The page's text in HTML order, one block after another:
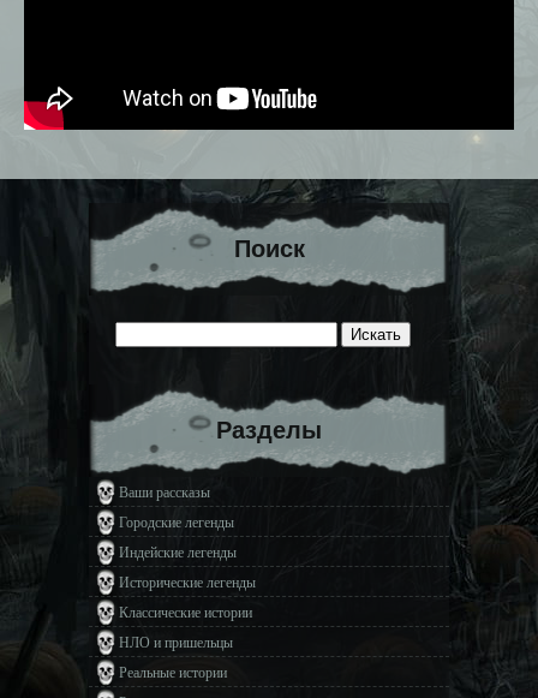
Поиск
Разделы
Ваши рассказы
Городские легенды
Индейские легенды
Исторические легенды
Классические истории
НЛО и пришельцы
Реальные истории